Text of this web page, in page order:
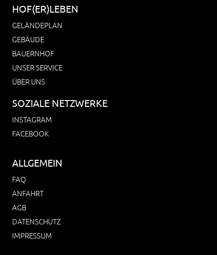
HOF(ER)LEBEN
GELÄNDEPLAN
GEBÄUDE
BAUERNHOF
UNSER SERVICE
ÜBER UNS
SOZIALE NETZWERKE
INSTAGRAM
FACEBOOK
ALLGEMEIN
FAQ
ANFAHRT
AGB
DATENSCHUTZ
IMPRESSUM